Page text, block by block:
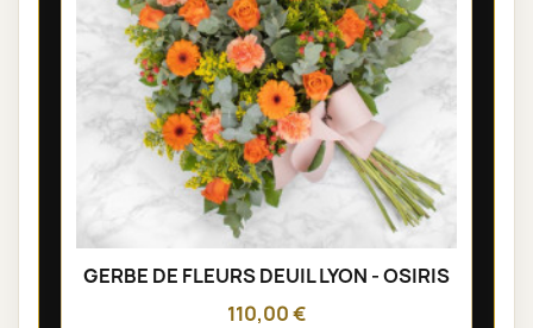
GERBE DE FLEURS DEUIL LYON - OSIRIS
110,00 €